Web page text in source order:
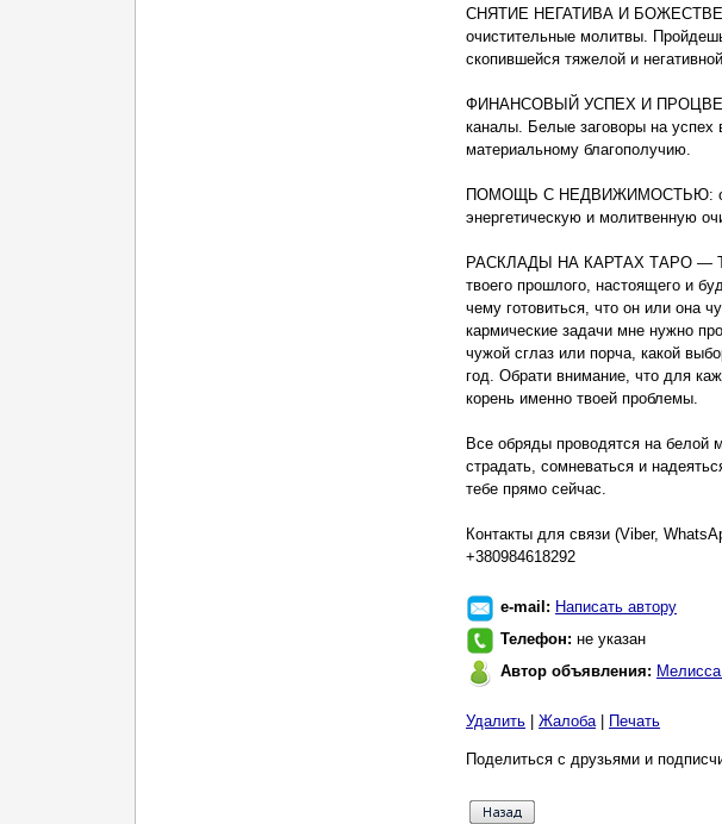
СНЯТИЕ НЕГАТИВА И
очистительные молитвы.
скопившейся тяжелой и
ФИНАНСОВЫЙ УСПЕХ И
каналы. Белые заговоры на успех
материальному благополучию.
ПОМОЩЬ С НЕДВИЖИМОСТЬЮ:
энергетическую и молитвенную
РАСКЛАДЫ НА КАРТАХ ТАРО —
твоего прошлого, настоящего и
чему готовиться, что он или она
кармические задачи мне нужно
чужой сглаз или порча, какой
год. Обрати внимание, что для
корень именно твоей проблемы.
Все обряды проводятся на белой
страдать, сомневаться и
тебе прямо сейчас.
Контакты для связи (Viber,
+380984618292
e-mail: Написать автору
Телефон: не указан
Автор объявления:
Удалить Жалоба| Печать
Поделиться с друзьями и